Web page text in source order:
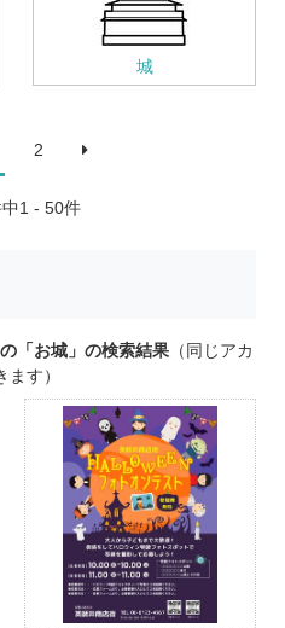
城
2
1 - 50件
「お城」の検索結果 （同じアカ
す）